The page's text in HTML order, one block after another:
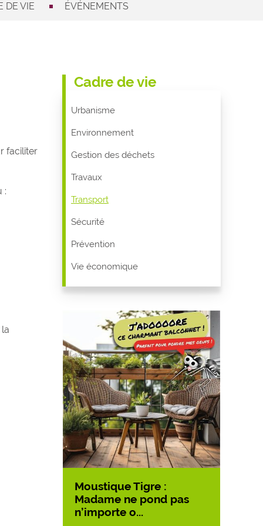
DE VIE ÉVÉNEMENTS
faciliter
:
Cadre de vie
Urbanisme
Environnement
Gestion des déchets
Travaux
Transport
Sécurité
Prévention
Vie économique
Moustique Tigre :
Madame ne pond pas
n’importe o...